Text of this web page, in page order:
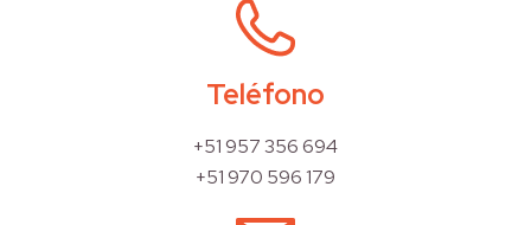
Teléfono
+51 957 356 694
+51 970 596 179